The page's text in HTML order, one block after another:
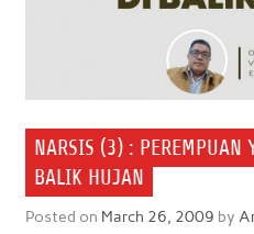
NARSIS (3) : PEREMPUAN
BALIK HUJAN
Posted on March 26, 2009 by